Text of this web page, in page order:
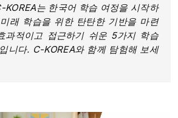
KOREA는 한국어 학습 여정을 시작하
래 학습을 위한 탄탄한 기반을 마련
과적이고 접근하기 쉬운 5가지 학습
니다. C-KOREA와 함께 탐험해 보세